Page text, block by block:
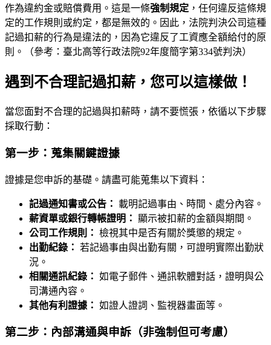
作為違約金或賠償費用。這是一條強制規定 ，任何違反這條規
定的工作規則或約定，都是無效的。因此，法院判決公司這種
記過扣薪的行為是違法的，因為它違反了工資應全額給付的原
則。（參考：臺北高等行政法院92年度簡字第334號判決）
遇到不合理記過扣薪，您可以這樣做！
當您面對不合理的記過與扣薪時，請不要慌張，依循以下步驟
採取行動：
第一步：蒐集關鍵證據
證據是您申訴的基礎。請盡可能蒐集以下資料：
記過通知書或公告： 載明記過事由、時間、處分內容。
薪資單或銀行轉帳證明： 顯示被扣薪的金額與期間。
公司工作規則： 檢視其中是否有關於獎懲的規定。
出勤紀錄： 若記過事由與出勤有關，可證明實際出勤狀
況。
相關通訊紀錄： 如電子郵件、通訊軟體對話，證明與公
司溝通內容。
其他有利證據： 如證人證詞、監視器畫面等。
第二步：內部溝通與申訴（非強制但可考慮）